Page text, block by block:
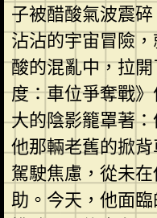
子被醋酸氣波震
沾沾的宇宙冒險
酸的混亂中，拉
度：車位爭奪戰
大的陰影籠罩著
他那輛老舊的掀
駕駛焦慮，從未
助。今天，他面